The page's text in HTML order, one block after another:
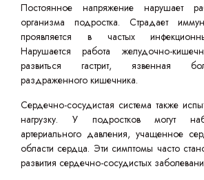
Постоянное напряжение нарушает
организма подростка. Страдает
проявляется в частых
Нарушается работа желудочно-
развиться гастрит, язвенная
раздраженного кишечника.
Сердечно-сосудистая система также
нагрузку. У подростков могут
артериального давления, учащенное
области сердца. Эти симптомы часто
развития сердечно-сосудистых